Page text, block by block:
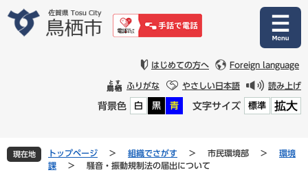
文
はじめての方へ Foreign language
ふりがな やさしい日本語 読み上げ
背景色 白 黒 青 文字サイズ 標準 拡大
現在地 トップページ > 組織でさがす > 市民環境部 >
環境
課
> 騒音・振動規制法の届出について